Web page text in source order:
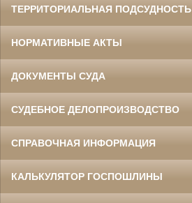
ТЕРРИТОРИАЛЬНАЯ ПОДСУДНОСТЬ
НОРМАТИВНЫЕ АКТЫ
ДОКУМЕНТЫ СУДА
СУДЕБНОЕ ДЕЛОПРОИЗВОДСТВО
СПРАВОЧНАЯ ИНФОРМАЦИЯ
КАЛЬКУЛЯТОР ГОСПОШЛИНЫ